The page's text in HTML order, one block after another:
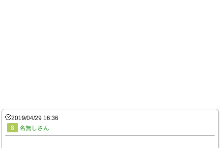
2019/04/29 16:36
8
名無しさん